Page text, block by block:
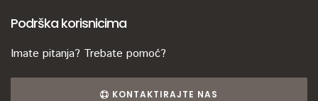
Podrška korisnicima
Imate pitanja? Trebate pomoć?
KONTAKTIRAJTE NAS